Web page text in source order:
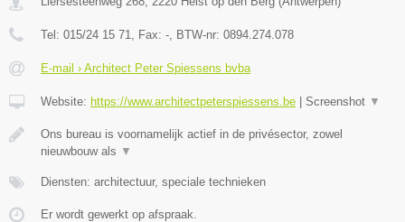
Tel: 015/24 15 71 , Fax: - , BTW-nr: 0894.274.078
E-mail › Architect Peter Spiessens bvba
Website: https://www.architectpeterspiessens.be | Screenshot ▼
Ons bureau is voornamelijk actief in de privésector, zowel
nieuwbouw als ▼
Diensten: architectuur, speciale technieken
Er wordt gewerkt op afspraak.